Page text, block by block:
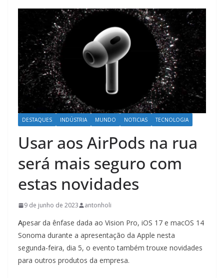
DESTAQUES INDÚSTRIA MUNDO NOTICIAS TECNOLOGIA
Usar aos AirPods na rua
será mais seguro com
estas novidades
9 de junho de 2023 antonholi
Apesar da ênfase dada ao Vision Pro, iOS 17 e macOS 14
Sonoma durante a apresentação da Apple nesta
segunda-feira, dia 5, o evento também trouxe novidades
para outros produtos da empresa.